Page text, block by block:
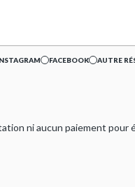
FACEBOOK AUTRE
ni aucun paiement